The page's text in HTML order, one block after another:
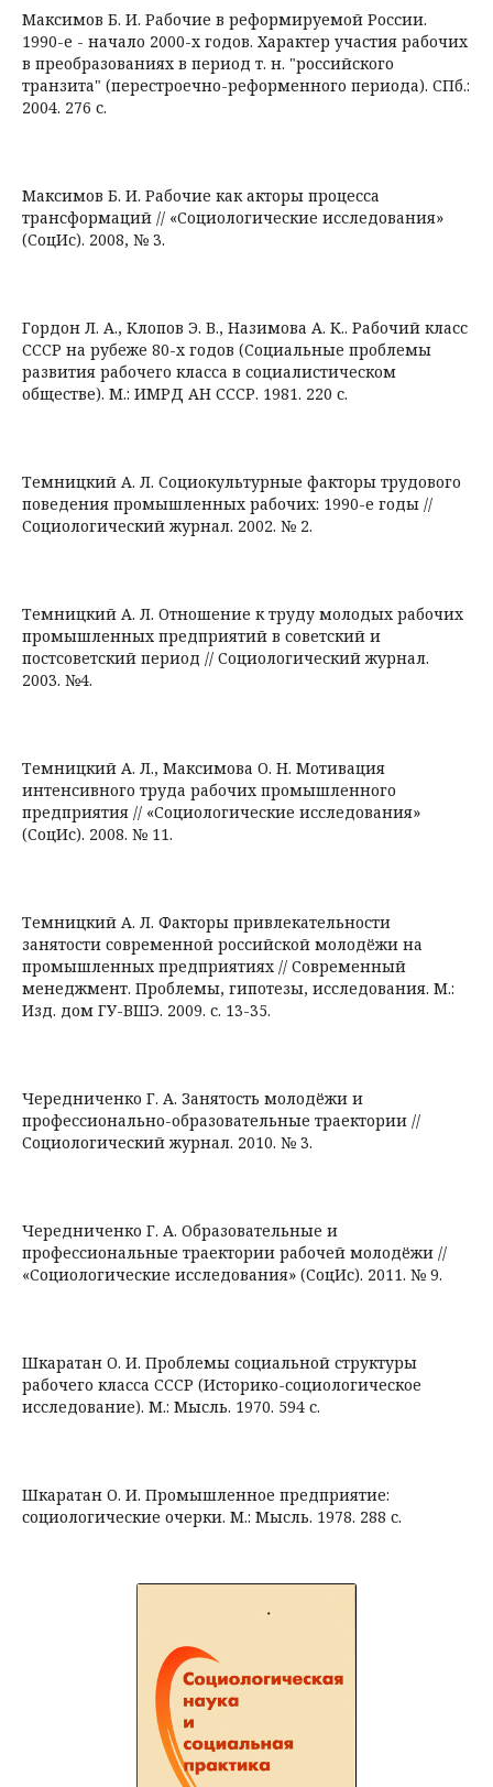
Максимов Б. И. Рабочие в реформируемой России.
1990-е - начало 2000-х годов. Характер участия рабочих
в преобразованиях в период т. н. "российского
транзита" (перестроечно-реформенного периода). СПб.:
2004. 276 с.
Максимов Б. И. Рабочие как акторы процесса
трансформаций // «Социологические исследования»
(СоцИс). 2008, № 3.
Гордон Л. А., Клопов Э. В., Назимова А. К.. Рабочий класс
СССР на рубеже 80-х годов (Социальные проблемы
развития рабочего класса в социалистическом
обществе). М.: ИМРД АН СССР. 1981. 220 с.
Темницкий А. Л. Социокультурные факторы трудового
поведения промышленных рабочих: 1990-е годы //
Социологический журнал. 2002. № 2.
Темницкий А. Л. Отношение к труду молодых рабочих
промышленных предприятий в советский и
постсоветский период // Социологический журнал.
2003. №4.
Темницкий А. Л., Максимова О. Н. Мотивация
интенсивного труда рабочих промышленного
предприятия // «Социологические исследования»
(СоцИс). 2008. № 11.
Темницкий А. Л. Факторы привлекательности
занятости современной российской молодёжи на
промышленных предприятиях // Современный
менеджмент. Проблемы, гипотезы, исследования. М.:
Изд. дом ГУ-ВШЭ. 2009. с. 13-35.
Чередниченко Г. А. Занятость молодёжи и
профессионально-образовательные траектории //
Социологический журнал. 2010. № 3.
Чередниченко Г. А. Образовательные и
профессиональные траектории рабочей молодёжи //
«Социологические исследования» (СоцИс). 2011. № 9.
Шкаратан О. И. Проблемы социальной структуры
рабочего класса СССР (Историко-социологическое
исследование). М.: Мысль. 1970. 594 с.
Шкаратан О. И. Промышленное предприятие:
социологические очерки. М.: Мысль. 1978. 288 с.